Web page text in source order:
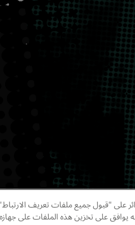
بالإنجليزية
مركز إثراء
"قبول جميع ملفات تعريف الارتباط"
على تخزين هذه الملفات على جهازه